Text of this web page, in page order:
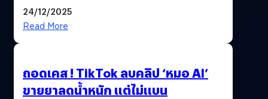
24/12/2025
Read More
ถอดเคส ! TikTok ลบคลิป ‘หมอ AI’
ขายยาลดน้ำหนัก แต่ไม่แบน